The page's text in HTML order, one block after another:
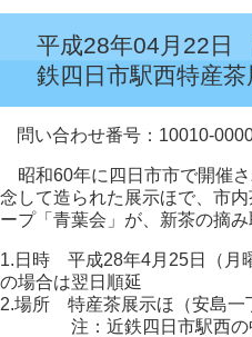
平成28年04月22
鉄四日市駅西特産
問い合わせ番号：10010-
昭和60年に四日市市で開催
念して造られた展示ほで、市
ープ「青葉会」が、新茶の摘み
1.日時 平成28年4月25日（月
の場合は翌日順延
2.場所 特産茶展示ほ（安島一
注：近鉄四日市駅西の中